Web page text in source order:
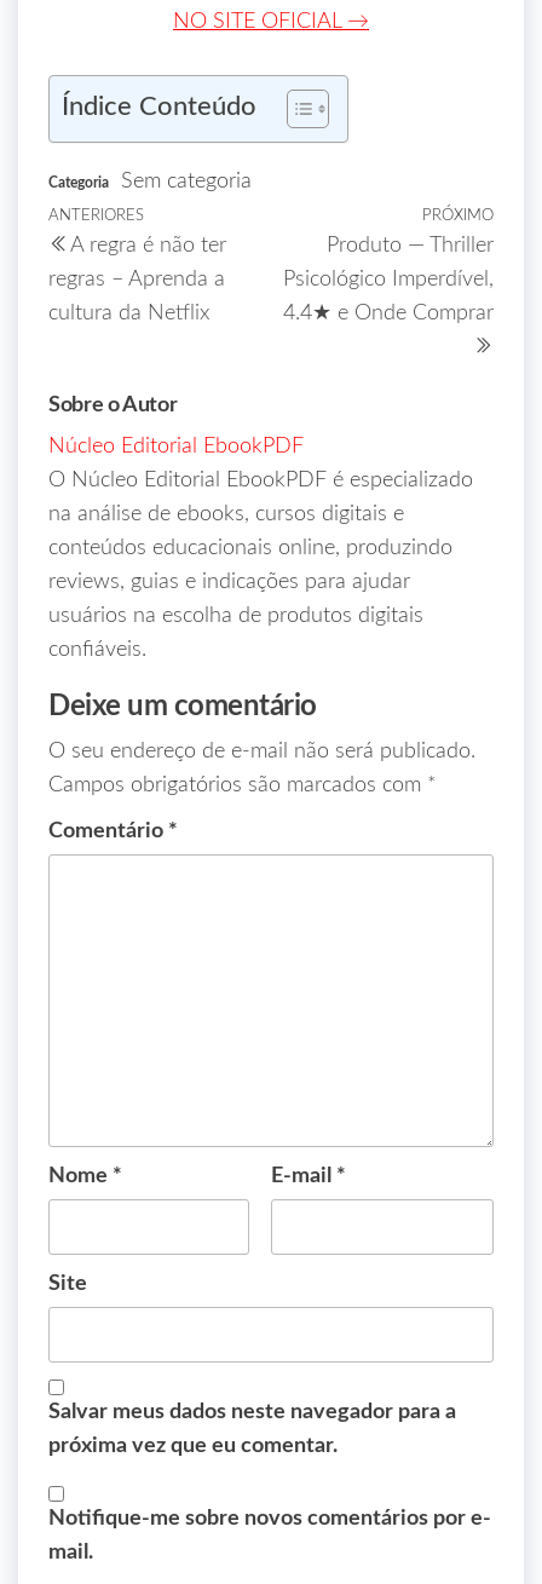
NO SITE OFICIAL →
Índice Conteúdo
Categoria Sem categoria
ANTERIORES
A regra é não ter
regras – Aprenda a
cultura da Netflix
PRÓXIMO
Produto — Thriller
Psicológico Imperdível,
4.4★ e Onde Comprar
Sobre o Autor
Núcleo Editorial EbookPDF
O Núcleo Editorial EbookPDF é especializado
na análise de ebooks, cursos digitais e
conteúdos educacionais online, produzindo
reviews, guias e indicações para ajudar
usuários na escolha de produtos digitais
confiáveis.
Deixe um comentário
O seu endereço de e-mail não será publicado.
Campos obrigatórios são marcados com *
Comentário *
Nome * E-mail *
Site
Salvar meus dados neste navegador para a
próxima vez que eu comentar.
Notifique-me sobre novos comentários por e-
mail.